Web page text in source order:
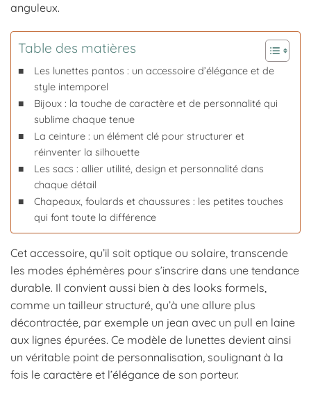
anguleux.
Table des matières
Les lunettes pantos : un accessoire d’élégance et de
style intemporel
Bijoux : la touche de caractère et de personnalité qui
sublime chaque tenue
La ceinture : un élément clé pour structurer et
réinventer la silhouette
Les sacs : allier utilité, design et personnalité dans
chaque détail
Chapeaux, foulards et chaussures : les petites touches
qui font toute la différence
Cet accessoire, qu’il soit optique ou solaire, transcende
les modes éphémères pour s’inscrire dans une tendance
durable. Il convient aussi bien à des looks formels,
comme un tailleur structuré, qu’à une allure plus
décontractée, par exemple un jean avec un pull en laine
aux lignes épurées. Ce modèle de lunettes devient ainsi
un véritable point de personnalisation, soulignant à la
fois le caractère et l’élégance de son porteur.